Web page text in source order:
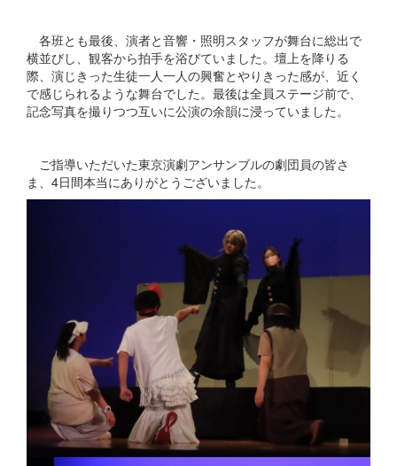
各班とも最後、演者と音響・照明スタッフが舞台に総出で
横並びし、観客から拍手を浴びていました。壇上を降りる
際、演じきった生徒一人一人の興奮とやりきった感が、近く
で感じられるような舞台でした。最後は全員ステージ前で、
記念写真を撮りつつ互いに公演の余韻に浸っていました。
ご指導いただいた東京演劇アンサンブルの劇団員の皆さ
ま、4日間本当にありがとうございました。